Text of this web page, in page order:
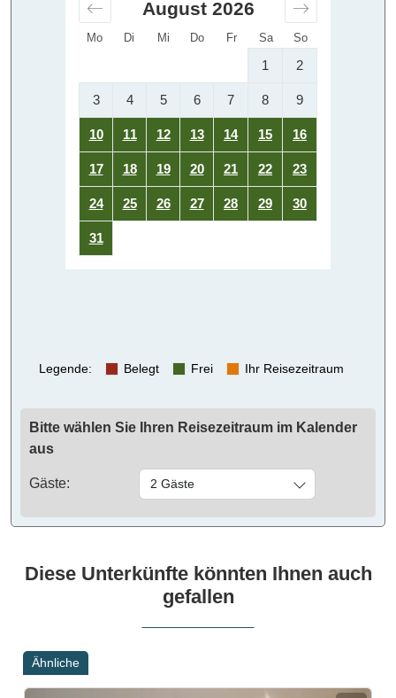
Mo Di Mi Do Fr Sa So
August 2026
1 2
3 4 5 6 7 8 9
10 11 12 13 14 15 16
17 18 19 20 21 22 23
24 25 26 27 28 29 30
31
Legende: Belegt Frei Ihr Reisezeitraum
Bitte wählen Sie Ihren Reisezeitraum im Kalender
aus
Gäste: 2 Gäste
Diese Unterkünfte könnten Ihnen auch
gefallen
Ähnliche